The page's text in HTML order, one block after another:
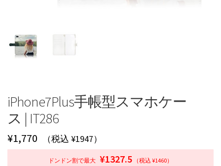
iPhone7Plus手帳型スマホケー
ス | IT286
¥1,770 （税込 ¥1947）
ドンドン割で最大 ¥1327.5 （税込 ¥1460）